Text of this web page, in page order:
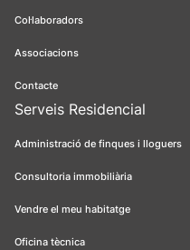
Col·laboradors
Associacions
Contacte
Serveis Residencial
Administració de finques i lloguers
Consultoria immobiliària
Vendre el meu habitatge
Oficina tècnica